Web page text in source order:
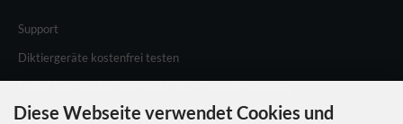
Support
Diktiergeräte kostenfrei testen
Philips Speechlive testen
Diese Webseite verwendet Cookies und